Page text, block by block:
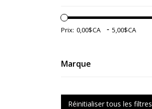
Prix: -
Marque
Réinitialiser tous les filtres